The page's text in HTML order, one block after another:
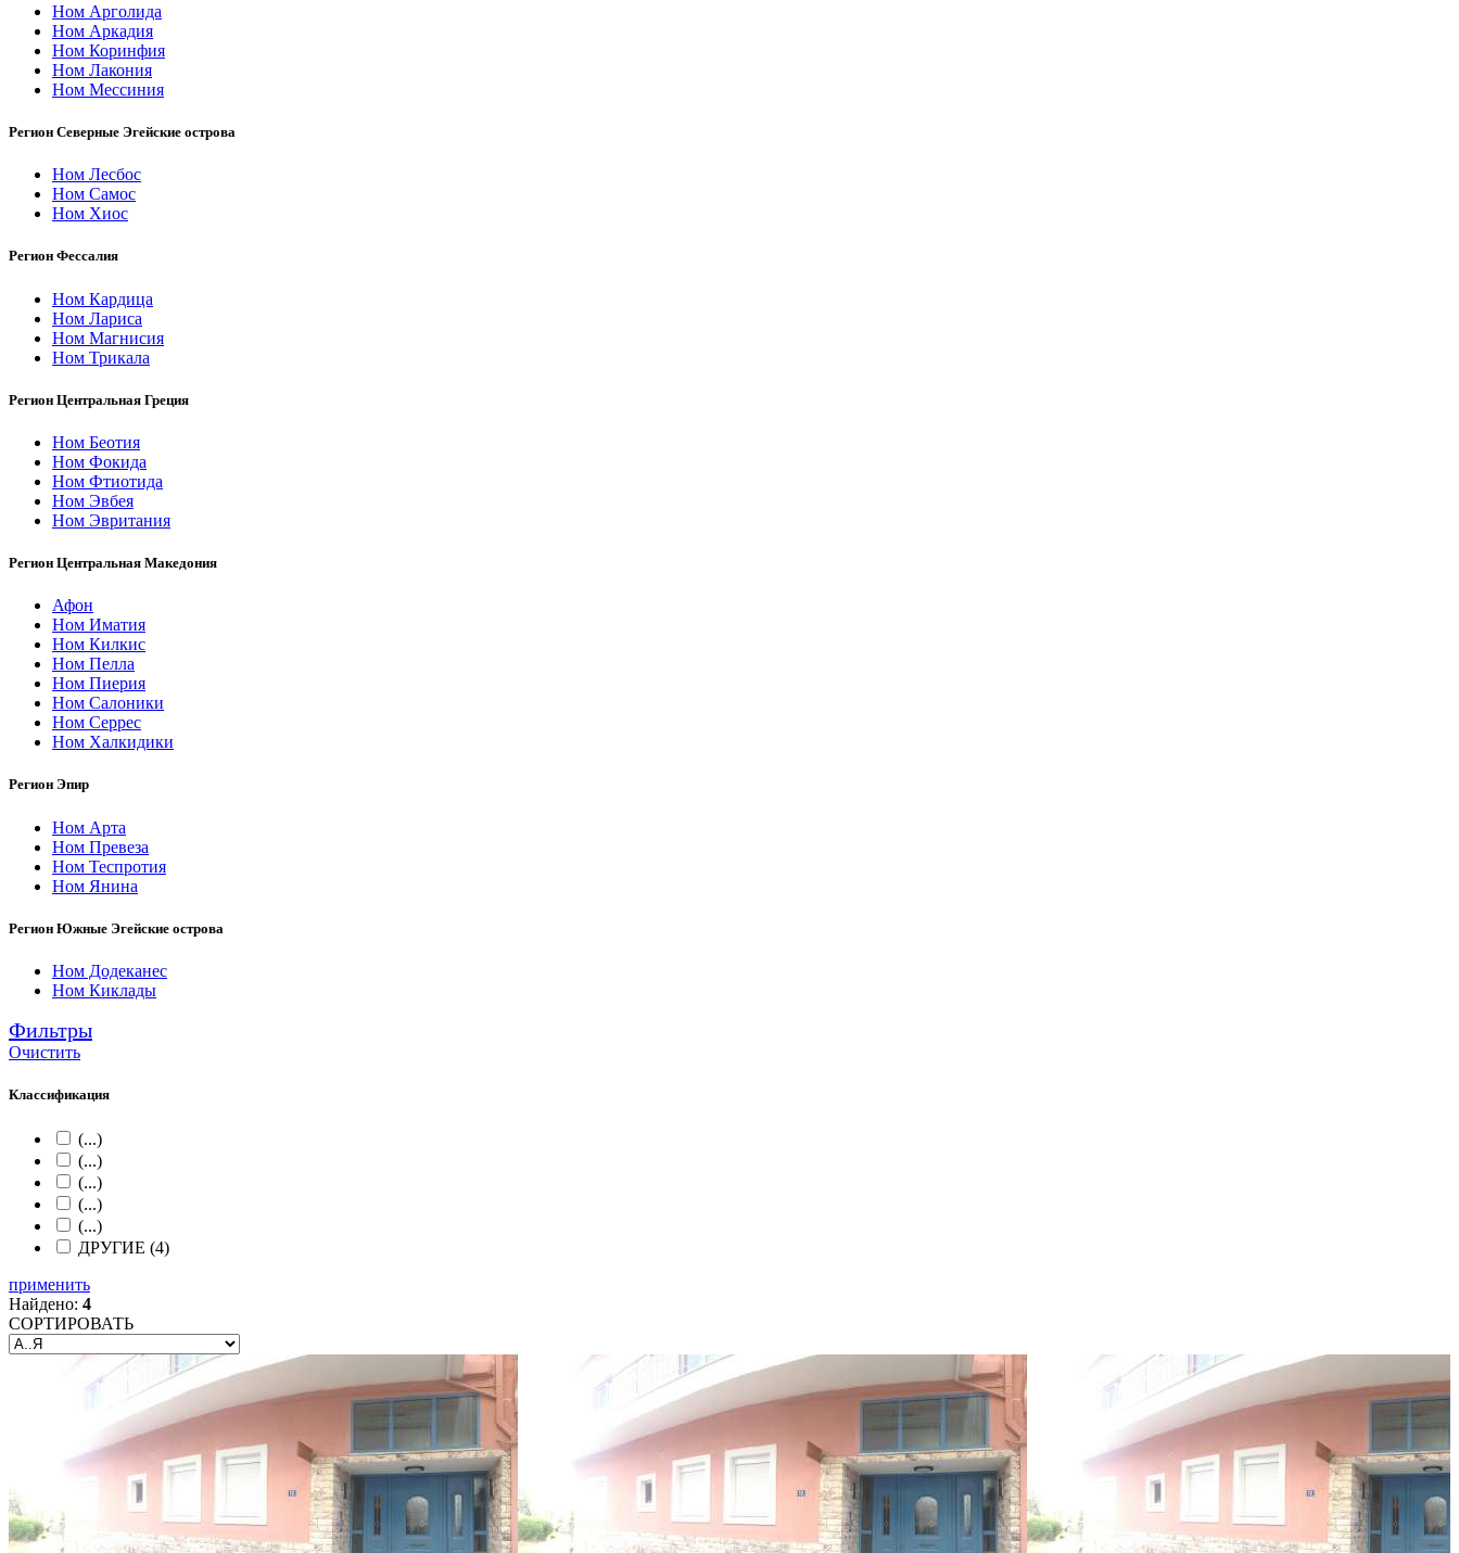
Ном Арголида
Ном Аркадия
Ном Коринфия
Ном Лакония
Ном Мессиния
Регион Северные Эгейские острова
Ном Лесбос
Ном Самос
Ном Хиос
Регион Фессалия
Ном Кардица
Ном Лариса
Ном Магнисия
Ном Трикала
Регион Центральная Греция
Ном Беотия
Ном Фокида
Ном Фтиотида
Ном Эвбея
Ном Эвритания
Регион Центральная Македония
Афон
Ном Иматия
Ном Килкис
Ном Пелла
Ном Пиерия
Ном Салоники
Ном Серрес
Ном Халкидики
Регион Эпир
Ном Арта
Ном Превеза
Ном Теспротия
Ном Янина
Регион Южные Эгейские острова
Ном Додеканес
Ном Киклады
Фильтры
Очистить
Классификация
(...)
(...)
(...)
(...)
(...)
ДРУГИЕ (4)
применить
Найдено: 4
СОРТИРОВАТЬ